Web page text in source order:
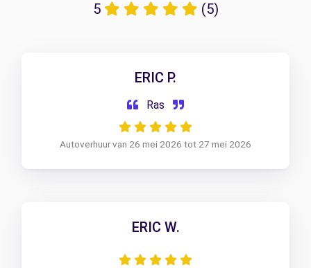
5 (5)
ERIC P.
Ras
Autoverhuur van 26 mei 2026 tot 27 mei 2026
ERIC W.